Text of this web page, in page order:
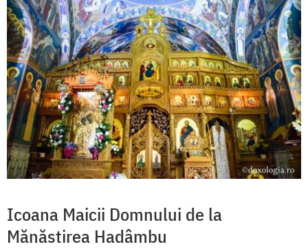
Icoana Maicii Domnului de la
Mănăstirea Hadâmbu